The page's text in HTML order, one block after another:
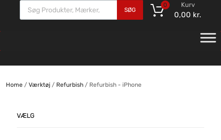
SØG
Kurv
0,00 kr.
0
Home/ Værktøj/ Refurbish/ Refurbish - iPhone
VÆLG